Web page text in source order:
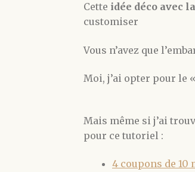
Cette idée déco avec
customiser
Vous n’avez que
Moi, j’ai opter pour le
Mais même si j’ai
pour ce tutoriel :
4 coupons de